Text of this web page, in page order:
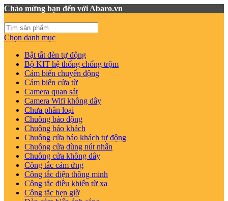
Chào mừng bạn đến với Abaro.vn
Chọn danh mục
Bật tắt đèn tự động
Bộ KIT hệ thống chống trộm
Cảm biến chuyển động
Cảm biến cửa từ
Camera quan sát
Camera Wifi không dây
Chưa phân loại
Chuông báo động
Chuông báo khách
Chuông cửa báo khách tự động
Chuông cửa dùng nút nhấn
Chuông cửa không dây
Công tắc cảm ứng
Công tắc điện thông minh
Công tắc điều khiển từ xa
Công tắc hẹn giờ